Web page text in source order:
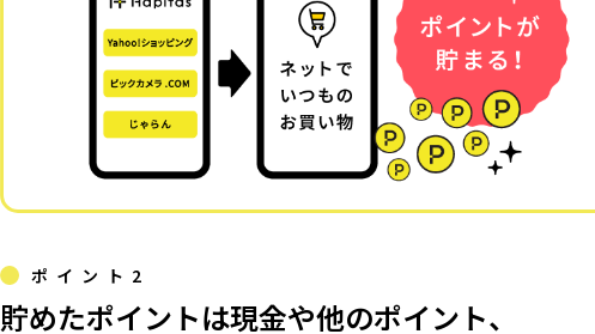
ポイント2
貯めたポイントは現金や他のポイント、